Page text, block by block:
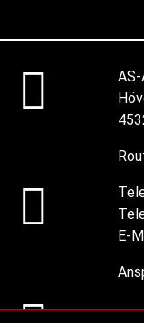
E-